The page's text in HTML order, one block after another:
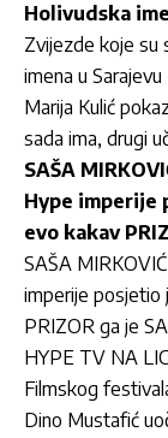
Holivudska
Zvijezde koje su
imena u Sarajevu
Marija Kulić
sada ima, drugi
SAŠA
Hype imperije
evo kakav
SAŠA
imperije posjetio
PRIZOR ga je
HYPE TV NA
Filmskog
Dino Mustafić